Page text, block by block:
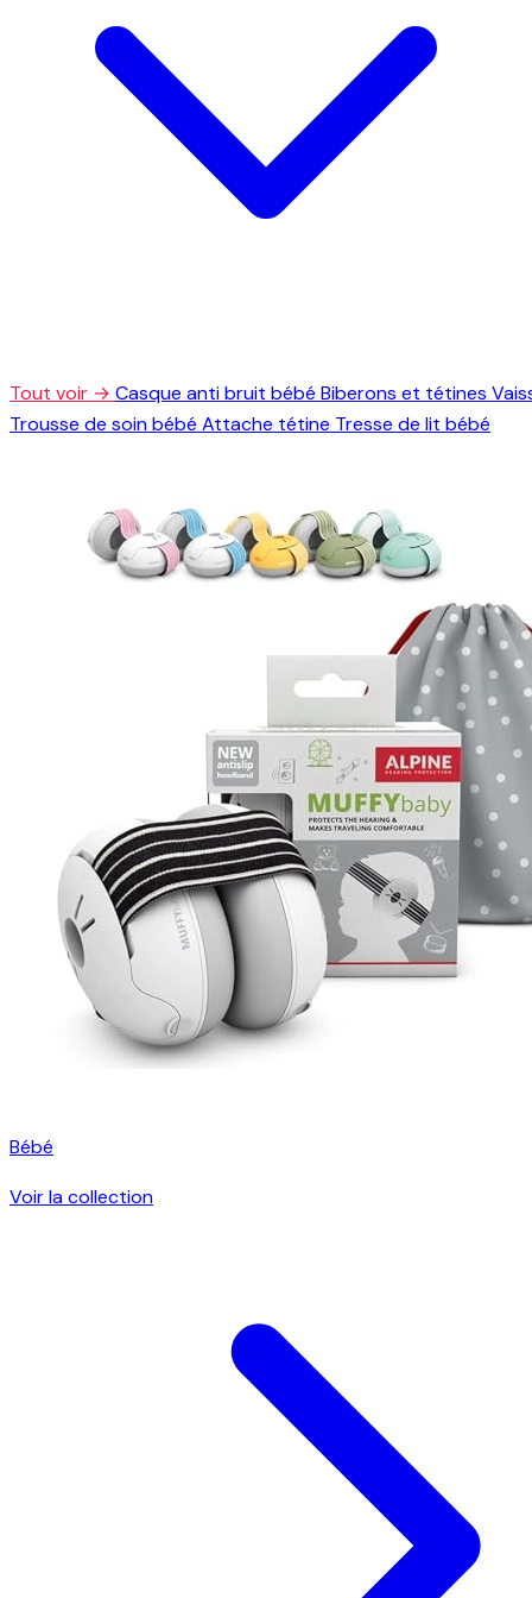
Tout voir → Casque anti bruit bébé Biberons et tétines
Trousse de soin bébé Attache tétine Tresse de lit bébé
Bébé
Voir la collection